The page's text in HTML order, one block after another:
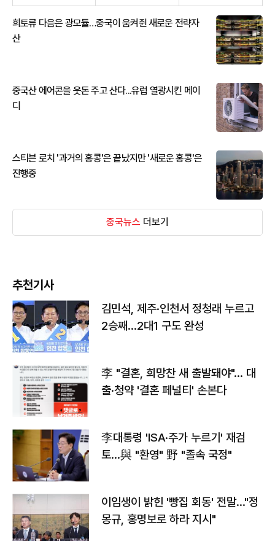
희토류 다음은 광모듈…중국이 움켜쥔 새로운 전략자
산
중국산 에어콘을 웃돈 주고 산다...유럽 열광시킨 메이
디
스티븐 로치 '과거의 홍콩'은 끝났지만 '새로운 홍콩'은
진행중
중국뉴스 더보기
추천기사
김민석, 제주·인천서 정청래 누르고
2승째…2대1 구도 완성
李 "결혼, 희망찬 새 출발돼야"… 대
출·청약 '결혼 페널티' 손본다
李대통령 'ISA·주가 누르기' 재검
토…與 "환영" 野 "졸속 국정"
이임생이 밝힌 '빵집 회동' 전말…"정
몽규, 홍명보로 하라 지시"